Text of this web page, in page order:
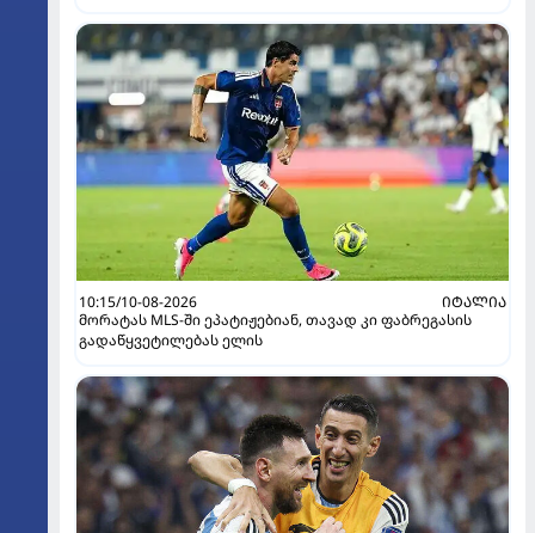
10:15/10-08-2026
ᲘᲢᲐᲚᲘᲐ
მორატას MLS-ში ეპატიჟებიან, თავად კი ფაბრეგასის
გადაწყვეტილებას ელის